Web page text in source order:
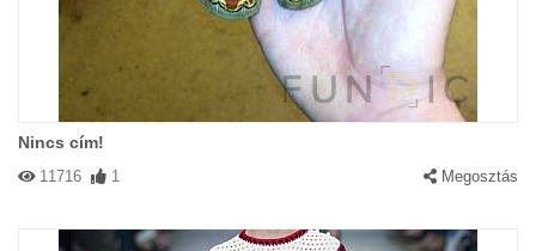
Nincs cím!
11716 1 Megosztás